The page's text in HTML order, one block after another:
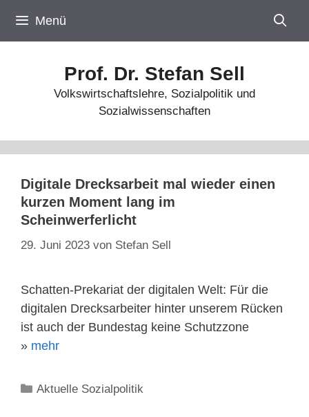
Inhalt
springen
Menü
Prof. Dr. Stefan Sell
Volkswirtschaftslehre, Sozialpolitik und
Sozialwissenschaften
Digitale Drecksarbeit mal wieder einen
kurzen Moment lang im
Scheinwerferlicht
29. Juni 2023 von Stefan Sell
Schatten-Prekariat der digitalen Welt: Für die
digitalen Drecksarbeiter hinter unserem Rücken
ist auch der Bundestag keine Schutzzone
» mehr
Kategorien
Aktuelle Sozialpolitik